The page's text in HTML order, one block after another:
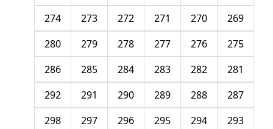
269
270
271
272
273
274
275
276
277
278
279
280
281
282
283
284
285
286
287
288
289
290
291
292
293
294
295
296
297
298